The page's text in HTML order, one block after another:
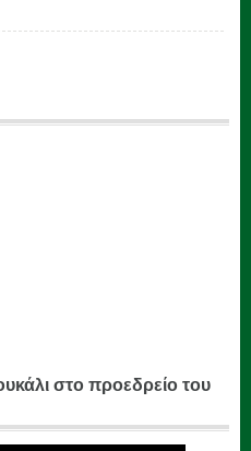
στο προεδρείο του